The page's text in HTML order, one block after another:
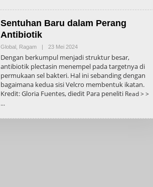
Sentuhan Baru dalam Perang
Antibiotik
Global Ragam 23 Mei 2024Oleh
Dengan berkumpul menjadi struktur besar,
antibiotik plectasin menempel pada targetnya di
permukaan sel bakteri. Hal ini sebanding dengan
bagaimana kedua sisi Velcro membentuk ikatan.
Kredit: Gloria Fuentes, diedit Para peneliti Read > >